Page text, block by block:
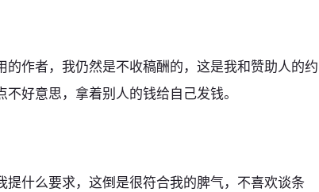
作者，我仍然是不收稿酬的，这是我和赞助人的约
好意思，拿着别人的钱给自己发钱。
什么要求，这倒是很符合我的脾气，不喜欢谈条